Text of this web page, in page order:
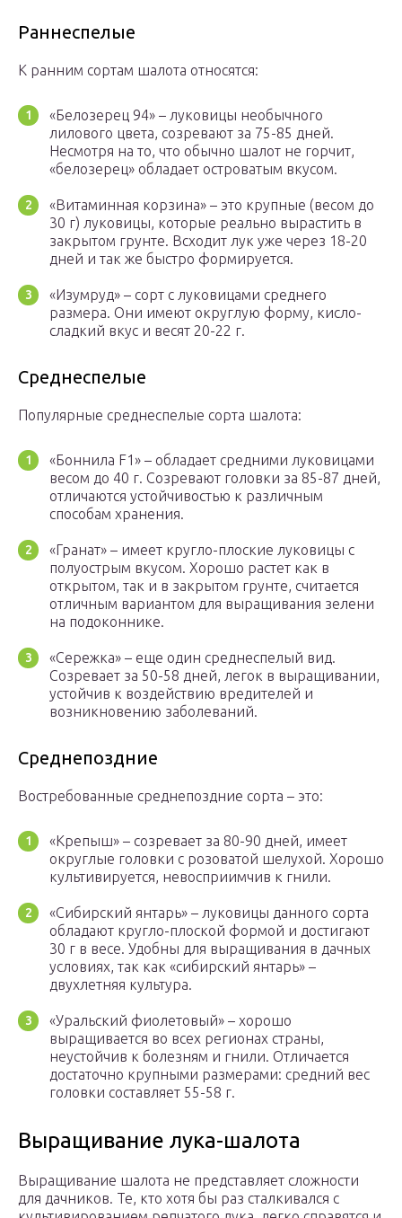
Раннеспелые
К ранним сортам шалота относятся:
«Белозерец 94» – луковицы необычного
лилового цвета, созревают за 75-85 дней.
Несмотря на то, что обычно шалот не горчит,
«белозерец» обладает островатым вкусом.
«Витаминная корзина» – это крупные (весом до
30 г) луковицы, которые реально вырастить в
закрытом грунте. Всходит лук уже через 18-20
дней и так же быстро формируется.
«Изумруд» – сорт с луковицами среднего
размера. Они имеют округлую форму, кисло-
сладкий вкус и весят 20-22 г.
Среднеспелые
Популярные среднеспелые сорта шалота:
«Боннила F1» – обладает средними луковицами
весом до 40 г. Созревают головки за 85-87 дней,
отличаются устойчивостью к различным
способам хранения.
«Гранат» – имеет кругло-плоские луковицы с
полуострым вкусом. Хорошо растет как в
открытом, так и в закрытом грунте, считается
отличным вариантом для выращивания зелени
на подоконнике.
«Сережка» – еще один среднеспелый вид.
Созревает за 50-58 дней, легок в выращивании,
устойчив к воздействию вредителей и
возникновению заболеваний.
Среднепоздние
Востребованные среднепоздние сорта – это:
«Крепыш» – созревает за 80-90 дней, имеет
округлые головки с розоватой шелухой. Хорошо
культивируется, невосприимчив к гнили.
«Сибирский янтарь» – луковицы данного сорта
обладают кругло-плоской формой и достигают
30 г в весе. Удобны для выращивания в дачных
условиях, так как «сибирский янтарь» –
двухлетняя культура.
«Уральский фиолетовый» – хорошо
выращивается во всех регионах страны,
неустойчив к болезням и гнили. Отличается
достаточно крупными размерами: средний вес
головки составляет 55-58 г.
Выращивание лука-шалота
Выращивание шалота не представляет сложности
для дачников. Те, кто хотя бы раз сталкивался с